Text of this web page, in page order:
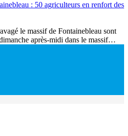
: 50 agriculteurs en renfort des
le massif de Fontainebleau sont
après-midi dans le massif…